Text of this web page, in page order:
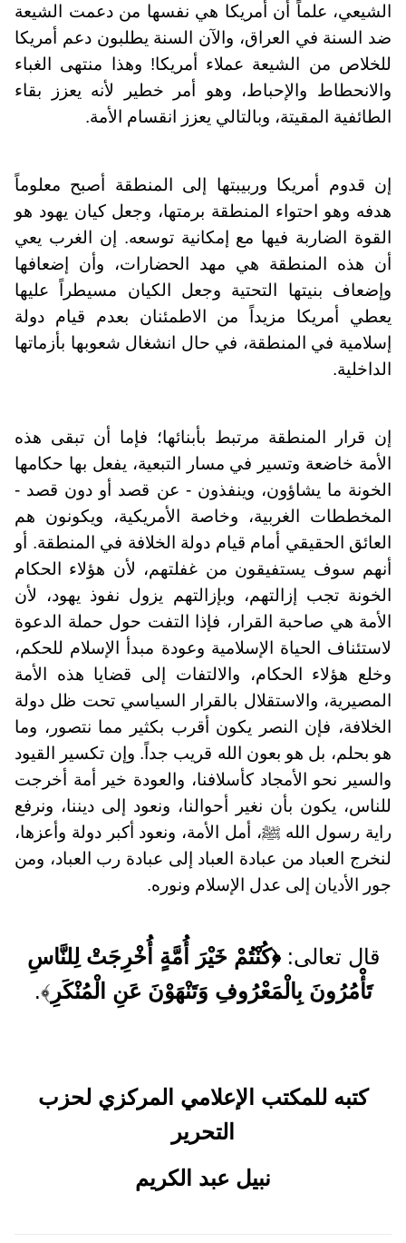
الشيعي، علماً أن أمريكا هي نفسها من دعمت الشيعة
ضد السنة في العراق، والآن السنة يطلبون دعم أمريكا
للخلاص من الشيعة عملاء أمريكا! وهذا منتهى الغباء
والانحطاط والإحباط، وهو أمر خطير لأنه يعزز بقاء
الطائفية المقيتة، وبالتالي يعزز انقسام الأمة.
إن قدوم أمريكا وربيبتها إلى المنطقة أصبح معلوماً
هدفه وهو احتواء المنطقة برمتها، وجعل كيان يهود هو
القوة الضاربة فيها مع إمكانية توسعه. إن الغرب يعي
أن هذه المنطقة هي مهد الحضارات، وأن إضعافها
وإضعاف بنيتها التحتية وجعل الكيان مسيطراً عليها
يعطي أمريكا مزيداً من الاطمئنان بعدم قيام دولة
إسلامية في المنطقة، في حال انشغال شعوبها بأزماتها
الداخلية.
إن قرار المنطقة مرتبط بأبنائها؛ فإما أن تبقى هذه
الأمة خاضعة وتسير في مسار التبعية، يفعل بها حكامها
الخونة ما يشاؤون، وينفذون - عن قصد أو دون قصد -
المخططات الغربية، وخاصة الأمريكية، ويكونون هم
العائق الحقيقي أمام قيام دولة الخلافة في المنطقة. أو
أنهم سوف يستفيقون من غفلتهم، لأن هؤلاء الحكام
الخونة تجب إزالتهم، وبإزالتهم يزول نفوذ يهود، لأن
الأمة هي صاحبة القرار، فإذا التفت حول حملة الدعوة
لاستئناف الحياة الإسلامية وعودة مبدأ الإسلام للحكم،
وخلع هؤلاء الحكام، والالتفات إلى قضايا هذه الأمة
المصيرية، والاستقلال بالقرار السياسي تحت ظل دولة
الخلافة، فإن النصر يكون أقرب بكثير مما نتصور، وما
هو بحلم، بل هو بعون الله قريب جداً. وإن تكسير القيود
والسير نحو الأمجاد كأسلافنا، والعودة خير أمة أخرجت
للناس، يكون بأن نغير أحوالنا، ونعود إلى ديننا، ونرفع
راية رسول الله ﷺ، أمل الأمة، ونعود أكبر دولة وأعزها،
لنخرج العباد من عبادة العباد إلى عبادة رب العباد، ومن
جور الأديان إلى عدل الإسلام ونوره.
قال تعالى: ﴿كُنْتُمْ خَيْرَ أُمَّةٍ أُخْرِجَتْ لِلنَّاسِ
تَأْمُرُونَ بِالْمَعْرُوفِ وَتَنْهَوْنَ عَنِ الْمُنْكَرِ ﴾.
كتبه للمكتب الإعلامي المركزي لحزب
التحرير
نبيل عبد الكريم